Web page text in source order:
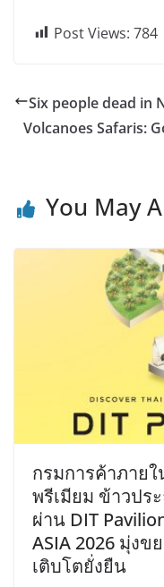
Post Views: 784
Six people dead in
Volcanoes Safaris:
You May
กรมการค้าภาย
พรีเมียม ข้าวป
ผ่าน DIT
ASIA 2026 มุ่งข
เติบโตยั่งยืน